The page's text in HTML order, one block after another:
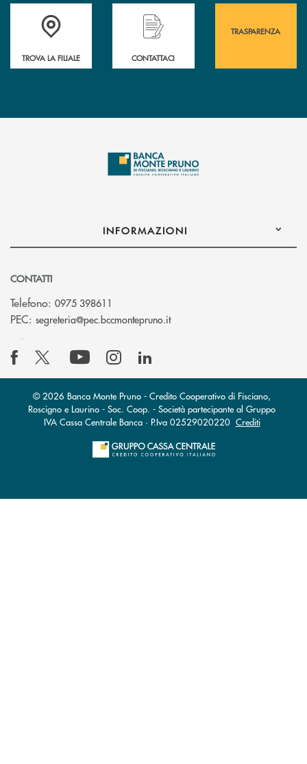
Accedi all' elenco completo&nbsp; delle&nbsp; filiali&nbsp; di Banca
TROVA LA FILIALE
Hai bisogno di assistenza immediata?
CONTATTACI
TRASPARENZA
INFORMAZIONI
CONTATTI
Telefono: 0975 398611
PEC: segreteria@pec.bccmontepruno.it(si apre l’app di posta
© 2026 Banca Monte Pruno - Credito Cooperativo di Fisciano,
Roscigno e Laurino - Soc. Coop. - Società partecipante al Gruppo
IVA Cassa Centrale Banca · P.Iva 02529020220 Crediti